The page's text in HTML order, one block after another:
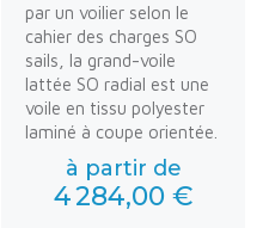
par un voilier selon le
cahier des charges SO
sails, la grand-voile
lattée SO radial est une
voile en tissu polyester
laminé à coupe orientée.
à partir de
4 284,00 €